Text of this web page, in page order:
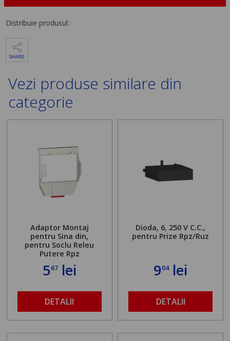
Distribuie produsul:
SHARE
Vezi produse similare din
categorie
Adaptor Montaj
pentru Sina din,
pentru Soclu Releu
Putere Rpz
567lei
DETALII
Dioda, 6, 250 V C.C.,
pentru Prize Rpz/Ruz
904lei
DETALII